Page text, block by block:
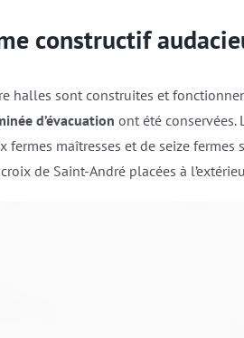
constructif
halles sont construites et
d’évacuation ont été conservées.
fermes maîtresses et de seize
de Saint-André placées à